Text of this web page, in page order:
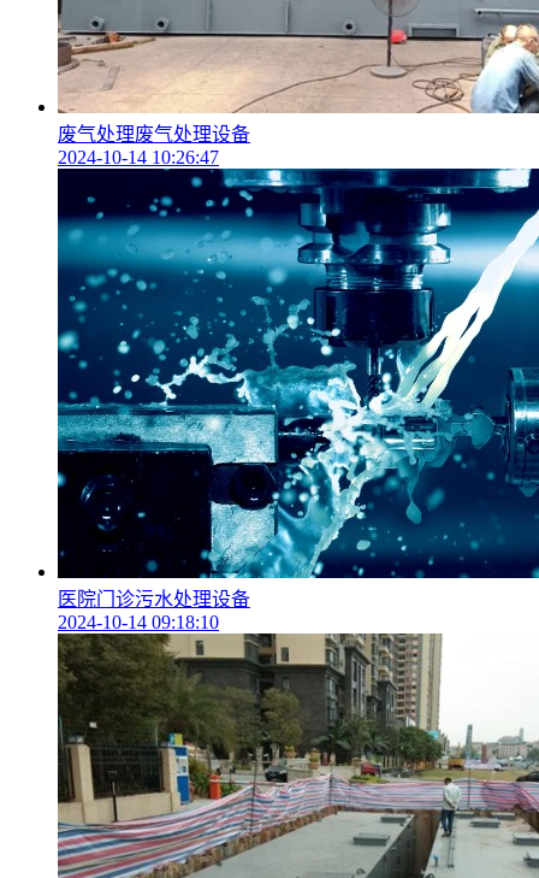
废气处理废气处理设备
2024-10-14 10:26:47
医院门诊污水处理设备
2024-10-14 09:18:10